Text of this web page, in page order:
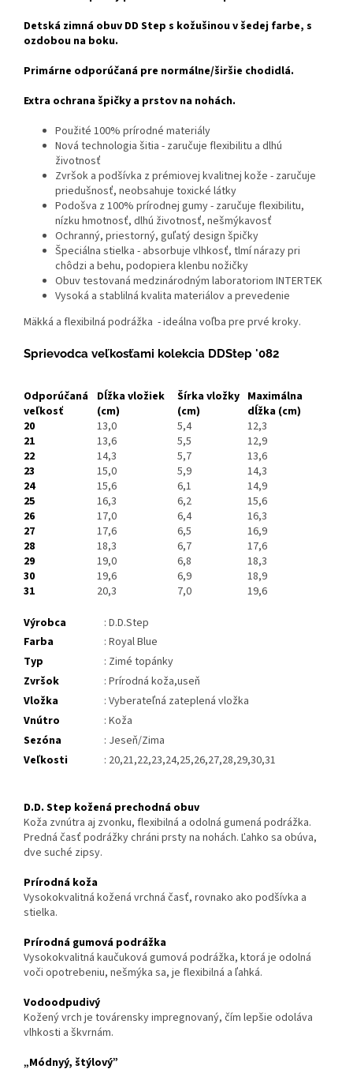
Detská zimná obuv DD Step s kožušinou v šedej farbe, s
ozdobou na boku.
Primárne odporúčaná pre normálne/širšie chodidlá.
Extra ochrana špičky a prstov na nohách.
Použité 100% prírodné materiály
Nová technologia šitia - zaručuje flexibilitu a dlhú
životnosť
Zvršok a podšívka z prémiovej kvalitnej kože - zaručuje
priedušnosť, neobsahuje toxické látky
Podošva z 100% prírodnej gumy - zaručuje flexibilitu,
nízku hmotnosť, dlhú životnosť, nešmýkavosť
Ochranný, priestorný, guľatý design špičky
Špeciálna stielka - absorbuje vlhkosť, tlmí nárazy pri
chôdzi a behu, podopiera klenbu nožičky
Obuv testovaná medzinárodným laboratoriom INTERTEK
Vysoká a stablilná kvalita materiálov a prevedenie
Mäkká a flexibilná podrážka - ideálna voľba pre prvé kroky.
Sprievodca veľkosťami kolekcia DDStep '082
Odporúčaná
veľkosť
20
21
22
23
24
25
26
27
28
29
30
31
Dĺžka vložiek
(cm)
13,0
13,6
14,3
15,0
15,6
16,3
17,0
17,6
18,3
19,0
19,6
20,3
Šírka vložky
(cm)
5,4
5,5
5,7
5,9
6,1
6,2
6,4
6,5
6,7
6,8
6,9
7,0
Maximálna
dĺžka (cm)
12,3
12,9
13,6
14,3
14,9
15,6
16,3
16,9
17,6
18,3
18,9
19,6
Výrobca
: D.D.Step
Farba
: Royal Blue
Typ
: Zimé topánky
Zvršok
: Prírodná koža,useň
Vložka
: Vyberateľná zateplená vložka
Vnútro
: Koža
Sezóna
: Jeseň/Zima
Veľkosti
: 20,21,22,23,24,25,26,27,28,29,30,31
D.D. Step kožená prechodná obuv
Koža zvnútra aj zvonku, flexibilná a odolná gumená podrážka.
Predná časť podrážky chráni prsty na nohách. Ľahko sa obúva,
dve suché zipsy.
Prírodná koža
Vysokokvalitná kožená vrchná časť, rovnako ako podšívka a
stielka.
Prírodná gumová podrážka
Vysokokvalitná kaučuková gumová podrážka, ktorá je odolná
voči opotrebeniu, nešmýka sa, je flexibilná a ľahká.
Vodoodpudivý
Kožený vrch je továrensky impregnovaný, čím lepšie odoláva
vlhkosti a škvrnám.
„Módnyý, štýlový”